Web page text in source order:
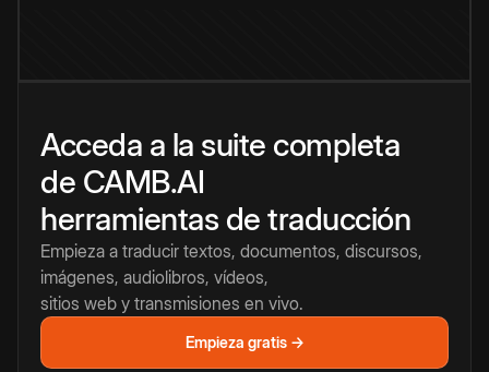
Acceda a la suite completa
de CAMB.AI
herramientas de traducción
Empieza a traducir textos, documentos, discursos,
imágenes, audiolibros, vídeos,
sitios web y transmisiones en vivo.
Empieza gratis →